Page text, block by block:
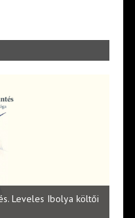
Leveles Ibolya költői